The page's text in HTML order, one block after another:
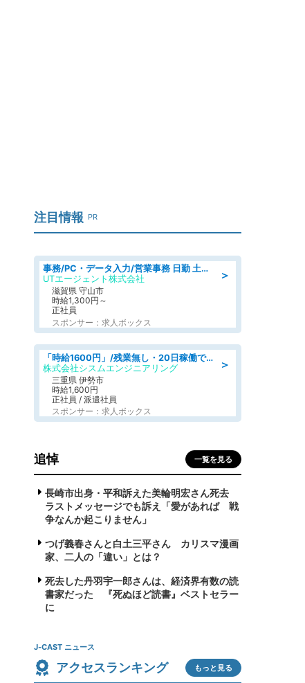
注目情報 PR
＞
事務/PC・データ入力/営業事務 日勤 土日休み 船舶用のエンジンを扱う会社 総合事務
UTエージェント株式会社
滋賀県 守山市
時給1,300円～
正社員
スポンサー：求人ボックス
＞
「時給1600円」/残業無し・20日稼働で月収25万円以上可/人物重視の選考/ねじ締めや梱包業務
株式会社シスムエンジニアリング
三重県 伊勢市
時給1,600円
正社員 / 派遣社員
スポンサー：求人ボックス
追悼 一覧を見る
長崎市出身・平和訴えた美輪明宏さん死去
ラストメッセージでも訴え「愛があれば 戦
争なんか起こりません」
つげ義春さんと白土三平さん カリスマ漫画
家、二人の「違い」とは？
死去した丹羽宇一郎さんは、経済界有数の読
書家だった 『死ぬほど読書』ベストセラー
に
J-CAST ニュース
アクセスランキング もっと見る